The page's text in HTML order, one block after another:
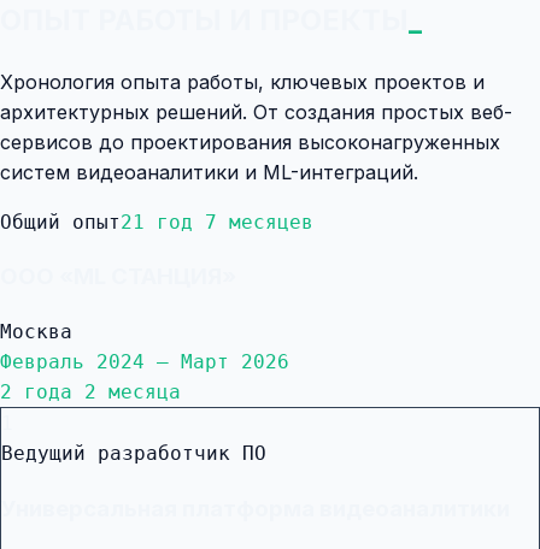
Хронология опыта работы, ключевых проектов и
архитектурных решений. От создания простых веб-
сервисов до проектирования высоконагруженных
систем видеоаналитики и ML-интеграций.
Общий опыт21 год 7 месяцев
Москва
Февраль 2024 — Март 2026
2 года 2 месяца
Ведущий разработчик ПО